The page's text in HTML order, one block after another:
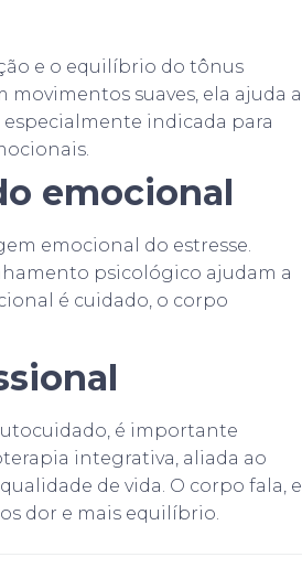
e o equilíbrio do tônus
suaves, ela ajuda a
especialmente indicada para
emocional
emocional do estresse.
psicológico ajudam a
é cuidado, o corpo
é importante
integrativa, aliada ao
de vida. O corpo fala, e
dor e mais equilíbrio.